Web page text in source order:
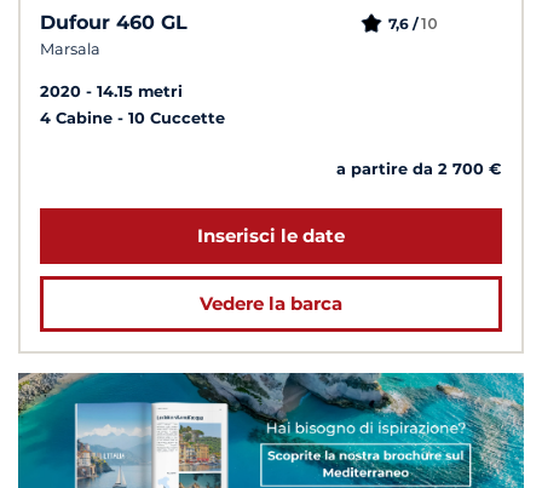
Dufour 460 GL
Marsala
7,6 /10
2020
14.15 metri
4 Cabine
10 Cuccette
a partire da 2 700 €
Inserisci le date
Vedere la barca